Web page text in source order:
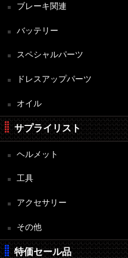
ブレーキ関連
バッテリー
スペシャルパーツ
ドレスアップパーツ
オイル
サプライリスト
ヘルメット
工具
アクセサリー
その他
特価セール品